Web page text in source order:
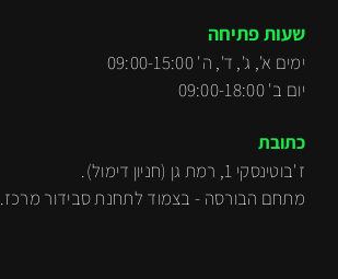
שעות פתיחה
ימים א', ג', ד', ה' 09:00-15:00
יום ב' 09:00-18:00
כתובת
ז'בוטינסקי 1, רמת גן (חניון דימול).
מתחם הבורסה - בצמוד לתחנת סבידור מרכז.